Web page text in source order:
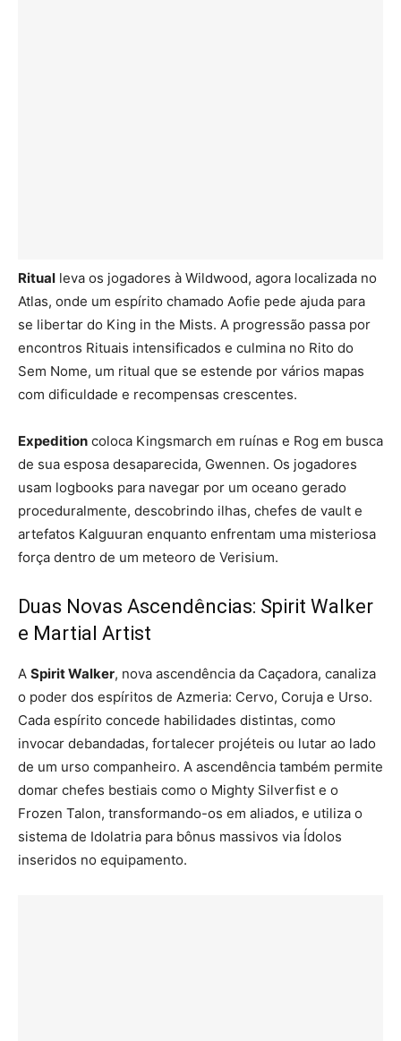
Ritual leva os jogadores à Wildwood, agora localizada no
Atlas, onde um espírito chamado Aofie pede ajuda para
se libertar do King in the Mists. A progressão passa por
encontros Rituais intensificados e culmina no Rito do
Sem Nome, um ritual que se estende por vários mapas
com dificuldade e recompensas crescentes.
Expedition coloca Kingsmarch em ruínas e Rog em busca
de sua esposa desaparecida, Gwennen. Os jogadores
usam logbooks para navegar por um oceano gerado
proceduralmente, descobrindo ilhas, chefes de vault e
artefatos Kalguuran enquanto enfrentam uma misteriosa
força dentro de um meteoro de Verisium.
Duas Novas Ascendências: Spirit Walker
e Martial Artist
A Spirit Walker, nova ascendência da Caçadora, canaliza
o poder dos espíritos de Azmeria: Cervo, Coruja e Urso.
Cada espírito concede habilidades distintas, como
invocar debandadas, fortalecer projéteis ou lutar ao lado
de um urso companheiro. A ascendência também permite
domar chefes bestiais como o Mighty Silverfist e o
Frozen Talon, transformando-os em aliados, e utiliza o
sistema de Idolatria para bônus massivos via Ídolos
inseridos no equipamento.